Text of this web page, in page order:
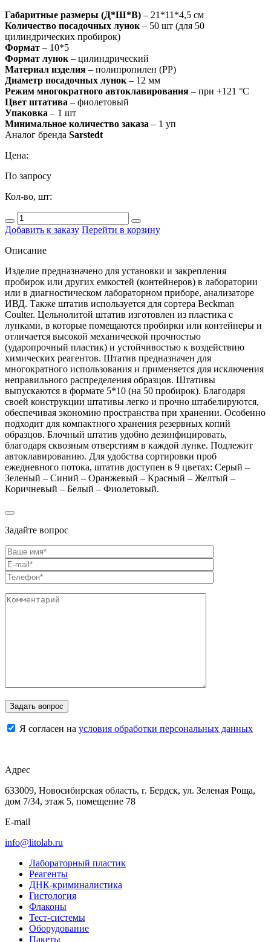
Габаритные размеры (Д*Ш*В) – 21*11*4,5 см
Количество посадочных лунок – 50 шт (для 50
цилиндрических пробирок)
Формат – 10*5
Формат лунок – цилиндрический
Материал изделия – полипропилен (РР)
Диаметр посадочных лунок – 12 мм
Режим многократного автоклавирования – при +121 °С
Цвет штатива – фиолетовый
Упаковка – 1 шт
Минимальное количество заказа – 1 уп
Аналог бренда Sarstedt
Цена:
По запросу
Кол-во, шт:
Добавить к заказу Перейти в корзину
Описание
Изделие предназначено для установки и закрепления
пробирок или других емкостей (контейнеров) в лаборатории
или в диагностическом лабораторном приборе, анализаторе
ИВД. Также штатив используется для сортера Beckman
Coulter. Цельнолитой штатив изготовлен из пластика с
лунками, в которые помещаются пробирки или контейнеры и
отличается высокой механической прочностью
(ударопрочный пластик) и устойчивостью к воздействию
химических реагентов. Штатив предназначен для
многократного использования и применяется для исключения
неправильного распределения образцов. Штативы
выпускаются в формате 5*10 (на 50 пробирок). Благодаря
своей конструкции штативы легко и прочно штабелируются,
обеспечивая экономию пространства при хранении. Особенно
подходит для компактного хранения резервных копий
образцов. Блочный штатив удобно дезинфицировать,
благодаря сквозным отверстиям в каждой лунке. Подлежит
автоклавированию. Для удобства сортировки проб
ежедневного потока, штатив доступен в 9 цветах: Серый –
Зеленый – Синий – Оранжевый – Красный – Желтый –
Коричневый – Белый – Фиолетовый.
Задайте вопрос
Я согласен на условия обработки персональных данных
Адрес
633009, Новосибирская область, г. Бердск, ул. Зеленая Роща,
дом 7/34, этаж 5, помещение 78
E-mail
info@litolab.ru
Лабораторный пластик
Реагенты
ДНК-криминалистика
Гистология
Флаконы
Тест-системы
Оборудование
Пакеты